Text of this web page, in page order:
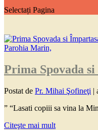
Selectați Pagina
Prima Spovada
Postat de Pr. Mihai Şofineţi |
” “Lasati copiii sa vina la
Citeşte mai mult